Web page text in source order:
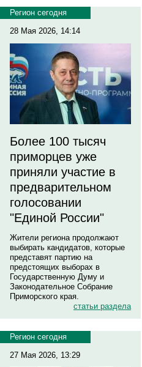
Регион сегодня
28 Мая 2026, 14:14
Более 100 тысяч
приморцев уже
приняли участие в
предварительном
голосовании
"Единой России"
Жители региона продолжают
выбирать кандидатов, которые
представят партию на
предстоящих выборах в
Государственную Думу и
Законодательное Собрание
Приморского края.
статьи раздела
Регион сегодня
27 Мая 2026, 13:29